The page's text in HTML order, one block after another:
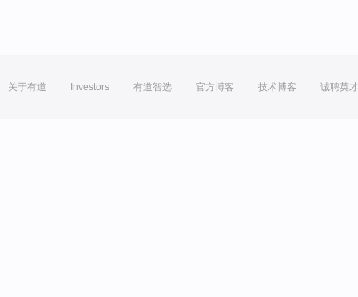
关于有道 Investors 有道智选 官方博客 技术博客 诚聘英才